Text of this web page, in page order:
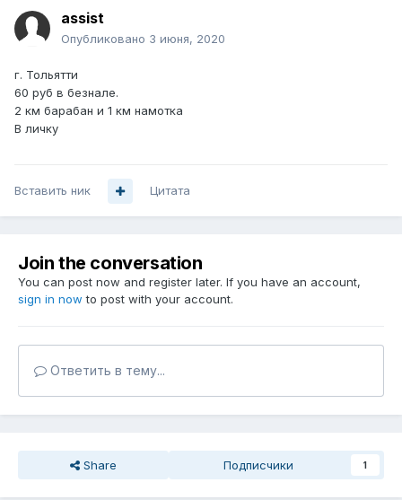
assist
Опубликовано 3 июня, 2020
г. Тольятти
60 руб в безнале.
2 км барабан и 1 км намотка
В личку
Вставить ник Цитата
Join the conversation
You can post now and register later. If you have an account,
sign in now to post with your account.
Ответить в тему...
Share Подписчики 1